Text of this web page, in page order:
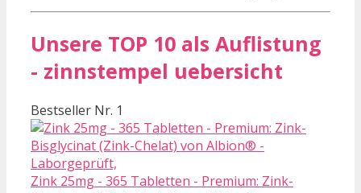
Unsere TOP 10 als Auflistung
- zinnstempel uebersicht
Bestseller Nr. 1
Zink 25mg - 365 Tabletten - Premium: Zink-